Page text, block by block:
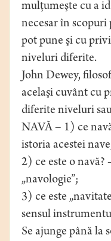
mulţumeşte cu a
necesar în scopuri
pot pune şi cu
niveluri diferite.
John Dewey,
acelaşi cuvânt cu
diferite niveluri
NAVĂ – 1) ce
istoria acestei
2) ce este o
„navologie”;
3) ce este
sensul
Se ajunge până la